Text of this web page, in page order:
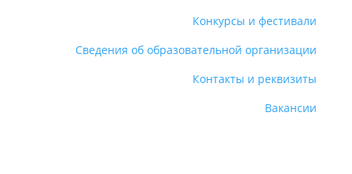
Конкурсы и фестивали
Сведения об образовательной организации
Контакты и реквизиты
Вакансии